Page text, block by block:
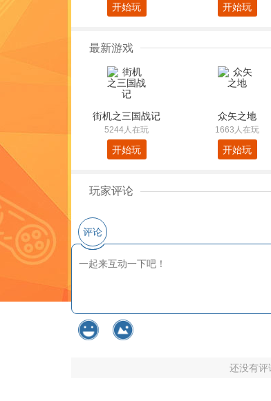
开始玩 开始玩
最新游戏
街机之三国战记
5244人在玩
开始玩
众矢之地
1663人在玩
开始玩
玩家评论
评论
还没有评